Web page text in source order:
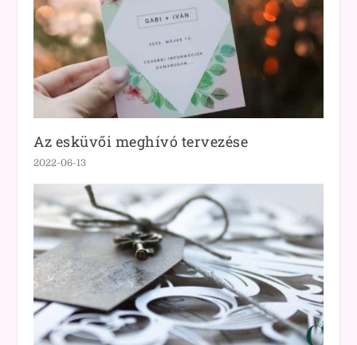
Az esküvői meghívó tervezése
2022-06-13